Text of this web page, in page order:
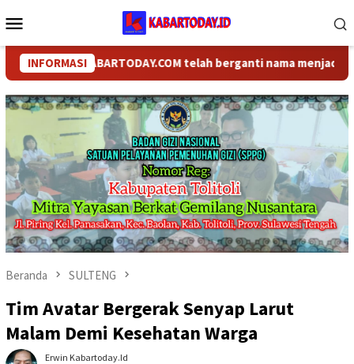
ke
Mobile
INFORMASIKABARTODAY.COM telah berganti nama menjadi
Beranda SULTENG
Tim Avatar Bergerak Senyap Larut
Malam Demi Kesehatan Warga
Erwin Kabartoday.id